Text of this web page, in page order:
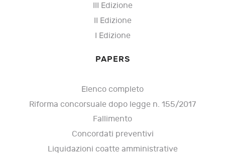
III Edizione
II Edizione
I Edizione
PAPERS
Elenco completo
Riforma concorsuale dopo legge n. 155/2017
Fallimento
Concordati preventivi
Liquidazioni coatte amministrative